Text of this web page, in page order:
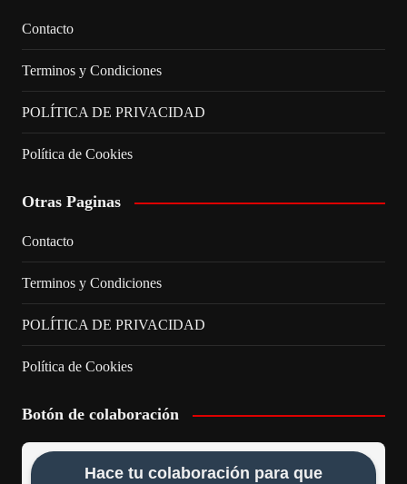
Contacto
Terminos y Condiciones
POLÍTICA DE PRIVACIDAD
Política de Cookies
Otras Paginas
Contacto
Terminos y Condiciones
POLÍTICA DE PRIVACIDAD
Política de Cookies
Botón de colaboración
Hace tu colaboración para que